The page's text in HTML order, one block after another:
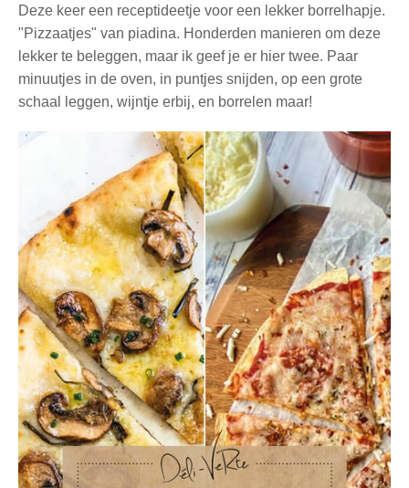
Deze keer een receptideetje voor een lekker borrelhapje.
"Pizzaatjes" van piadina. Honderden manieren om deze
lekker te beleggen, maar ik geef je er hier twee. Paar
minuutjes in de oven, in puntjes snijden, op een grote
schaal leggen, wijntje erbij, en borrelen maar!